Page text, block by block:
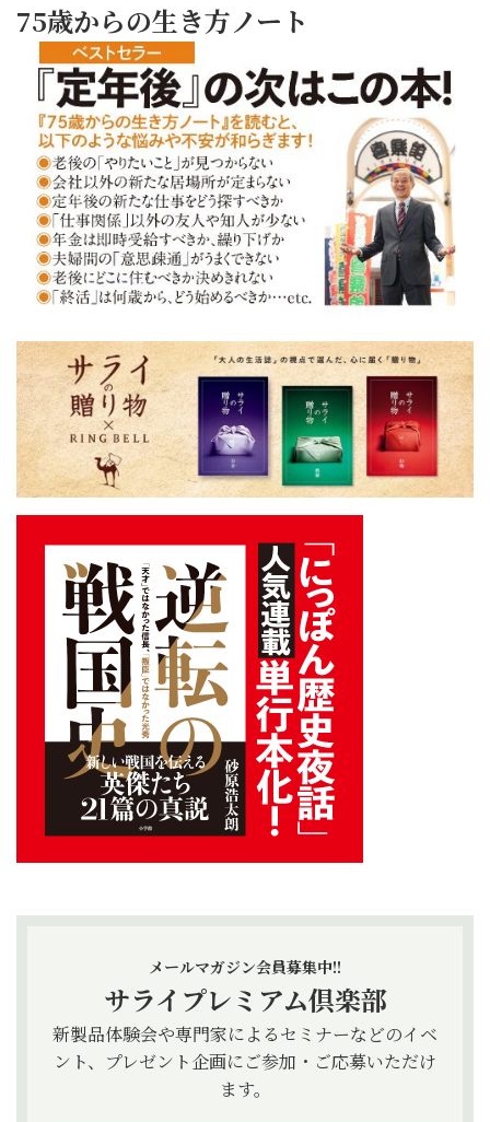
75歳からの生き方ノート
メールマガジン会員募集中!!
サライプレミアム倶楽部
新製品体験会や専門家によるセミナーなどのイベ
ント、プレゼント企画にご参加・ご応募いただけ
ます。